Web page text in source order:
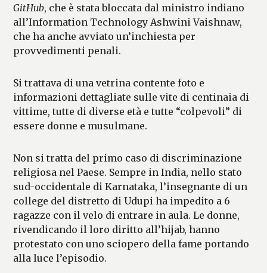
GitHub, che è stata bloccata dal ministro indiano
all’Information Technology Ashwini Vaishnaw,
che ha anche avviato un’inchiesta per
provvedimenti penali.
Si trattava di una vetrina contente foto e
informazioni dettagliate sulle vite di centinaia di
vittime, tutte di diverse età e tutte “colpevoli” di
essere donne e musulmane.
Non si tratta del primo caso di discriminazione
religiosa nel Paese. Sempre in India, nello stato
sud-occidentale di Karnataka, l’insegnante di un
college del distretto di Udupi ha impedito a 6
ragazze con il velo di entrare in aula. Le donne,
rivendicando il loro diritto all’hijab, hanno
protestato con uno sciopero della fame portando
alla luce l’episodio.